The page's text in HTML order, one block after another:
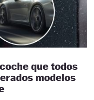
que todos
modelos